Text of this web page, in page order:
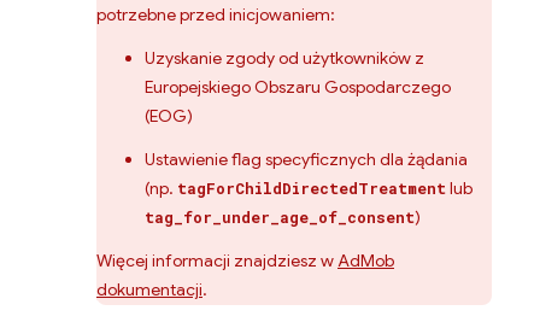
potrzebne przed inicjowaniem:
Uzyskanie zgody od użytkowników z
Europejskiego Obszaru Gospodarczego
(EOG)
Ustawienie flag specyficznych dla żądania
(np. tagForChildDirectedTreatment lub
tag_for_under_age_of_consent)
Więcej informacji znajdziesz wAdMob
dokumentacji.